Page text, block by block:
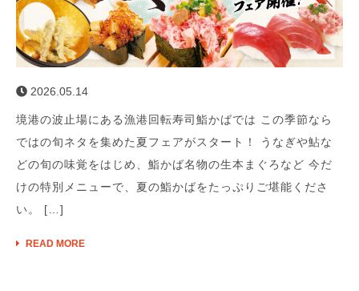
2026.05.14
境港の波止場にある漁港回転寿司鮨かばでは この季節なら
ではの旬ネタを集めた夏フェアがスタート！ うなぎや鮎な
どの旬の味覚をはじめ、鮨かば名物の生本まぐろなど 今だ
けの特別メニューで、夏の鮨かばをたっぷりご堪能くださ
い。 […]
READ MORE